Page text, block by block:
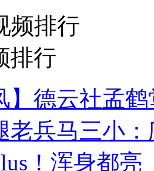
频排行
排行
】德云社孟
老兵马三小
！浑身都亮